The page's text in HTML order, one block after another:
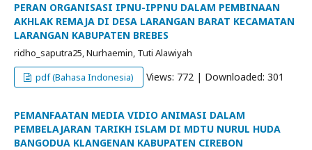
PERAN ORGANISASI IPNU-IPPNU DALAM PEMBINAAN
AKHLAK REMAJA DI DESA LARANGAN BARAT KECAMATAN
LARANGAN KABUPATEN BREBES
ridho_saputra25, Nurhaemin, Tuti Alawiyah
pdf (Bahasa Indonesia)
Views: 772 | Downloaded: 301
PEMANFAATAN MEDIA VIDIO ANIMASI DALAM
PEMBELAJARAN TARIKH ISLAM DI MDTU NURUL HUDA
BANGODUA KLANGENAN KABUPATEN CIREBON